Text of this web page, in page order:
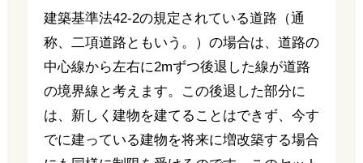
建築基準法42-2の規定されている道路（通
称、二項道路ともいう。）の場合は、道路の
中心線から左右に2mずつ後退した線が道路
の境界線と考えます。この後退した部分に
は、新しく建物を建てることはできず、今す
でに建っている建物を将来に増改築する場合